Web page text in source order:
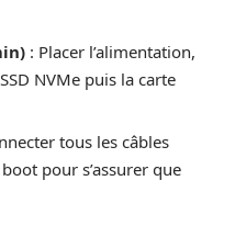
: Placer l’alimentation,
NVMe puis la carte
tous les câbles
pour s’assurer que